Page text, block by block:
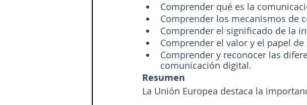
Comprender qué es la
Comprender los mecanismos de
Comprender el significado de la
Comprender el valor y el papel
Comprender y reconocer las
comunicación digital.
Resumen
La Unión Europea destaca la